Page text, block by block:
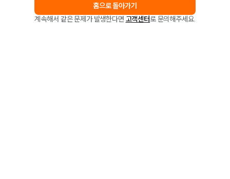
홈으로 돌아가기
계속해서 같은 문제가 발생한다면 고객센터로 문의해주세요.